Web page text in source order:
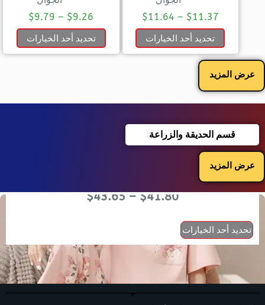
$11.37
–
$11.64
تحديد أحد الخيارات
$9.26
–
$9.79
تحديد أحد الخيارات
عرض المزيد
قسم الحديقة والزراعة
عرض المزيد
$41.80
–
$43.65
تحديد أحد الخيارات